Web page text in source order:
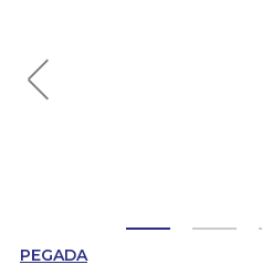
PEGADA